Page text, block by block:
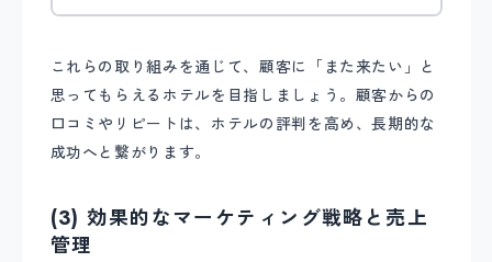
これらの取り組みを通じて、顧客に「また来たい」と
思ってもらえるホテルを目指しましょう。顧客からの
口コミやリピートは、ホテルの評判を高め、長期的な
成功へと繋がります。
(3) 効果的なマーケティング戦略と売上
管理